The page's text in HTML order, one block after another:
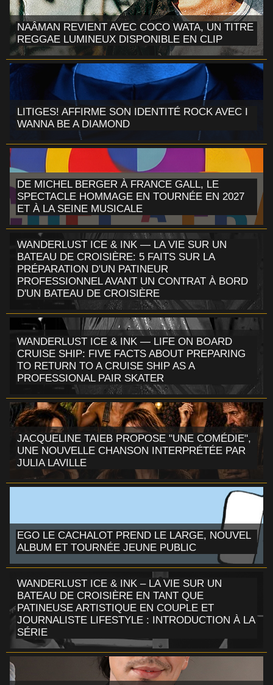
NAÂMAN REVIENT AVEC COCO WATA, UN TITRE
REGGAE LUMINEUX DISPONIBLE EN CLIP
LITIGES! AFFIRME SON IDENTITÉ ROCK AVEC I
WANNA BE A DIAMOND
DE MICHEL BERGER À FRANCE GALL, LE
SPECTACLE HOMMAGE EN TOURNÉE EN 2027
ET À LA SEINE MUSICALE
WANDERLUST ICE & INK — LA VIE SUR UN
BATEAU DE CROISIÈRE: 5 FAITS SUR LA
PRÉPARATION D'UN PATINEUR
PROFESSIONNEL AVANT UN CONTRAT À BORD
D'UN BATEAU DE CROISIÈRE
WANDERLUST ICE & INK — LIFE ON BOARD
CRUISE SHIP: FIVE FACTS ABOUT PREPARING
TO RETURN TO A CRUISE SHIP AS A
PROFESSIONAL PAIR SKATER
JACQUELINE TAIEB PROPOSE "UNE COMÉDIE",
UNE NOUVELLE CHANSON INTERPRÉTÉE PAR
JULIA LAVILLE
EGO LE CACHALOT PREND LE LARGE, NOUVEL
ALBUM ET TOURNÉE JEUNE PUBLIC
WANDERLUST ICE & INK – LA VIE SUR UN
BATEAU DE CROISIÈRE EN TANT QUE
PATINEUSE ARTISTIQUE EN COUPLE ET
JOURNALISTE LIFESTYLE : INTRODUCTION À LA
SÉRIE